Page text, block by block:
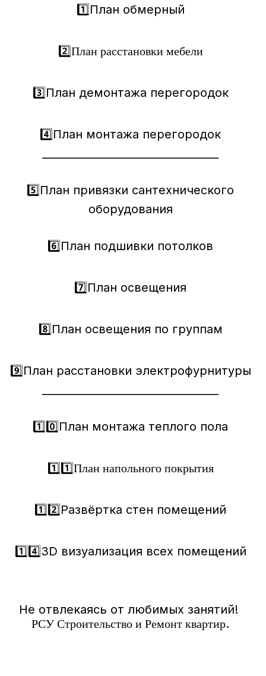
1️⃣План обмерный
2️⃣План расстановки мебели
3️⃣План демонтажа перегородок
4️⃣План монтажа перегородок
5️⃣План привязки сантехнического
оборудования
6️⃣План подшивки потолков
7️⃣План освещения
8️⃣План освещения по группам
9️⃣План расстановки электрофурнитуры
1️⃣0️⃣План монтажа теплого пола
1️⃣1️⃣План напольного покрытия
1️⃣2️⃣Развёртка стен помещений
1️⃣4️⃣3D визуализация всех помещений
Не отвлекаясь от любимых занятий!
РСУ Строительство и Ремонт квартир.